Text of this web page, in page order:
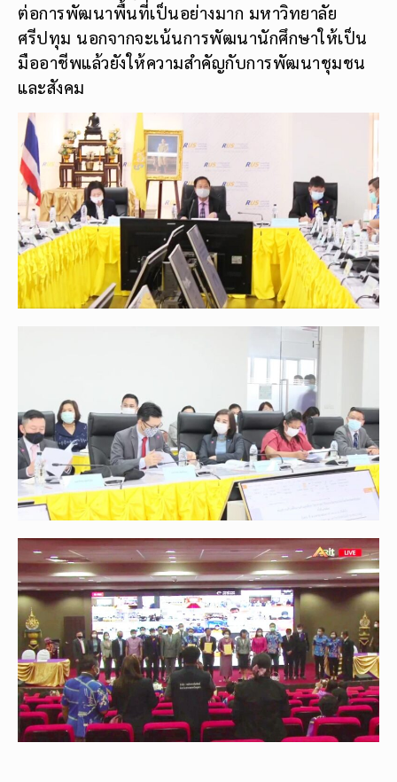
ต่อการพัฒนาพื้นที่เป็นอย่างมาก มหาวิทยาลัย
ศรีปทุม นอกจากจะเน้นการพัฒนานักศึกษาให้เป็น
มืออาชีพแล้วยังให้ความสำคัญกับการพัฒนาชุมชน
และสังคม